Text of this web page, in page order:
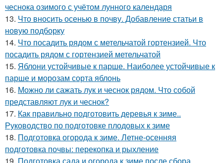
чеснока озимого с учётом лунного календаря
13. Что вносить осенью в почву. Добавление статьи в
новую подборку
14. Что посадить рядом с метельчатой гортензией. Что
посадить рядом с гортензией метельчатой
15. Яблони устойчивые к парше. Наиболее устойчивые к
парше и морозам сорта яблонь
16. Можно ли сажать лук и чеснок рядом. Что собой
представляют лук и чеснок?
17. Как правильно подготовить деревья к зиме..
Руководство по подготовке плодовых к зиме
18. Подготовка огорода к зиме. Летне-осенняя
подготовка почвы: перекопка и рыхление